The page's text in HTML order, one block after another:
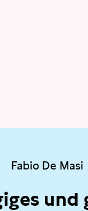
Fabio De Masi
und